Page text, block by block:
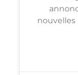
nouvelles